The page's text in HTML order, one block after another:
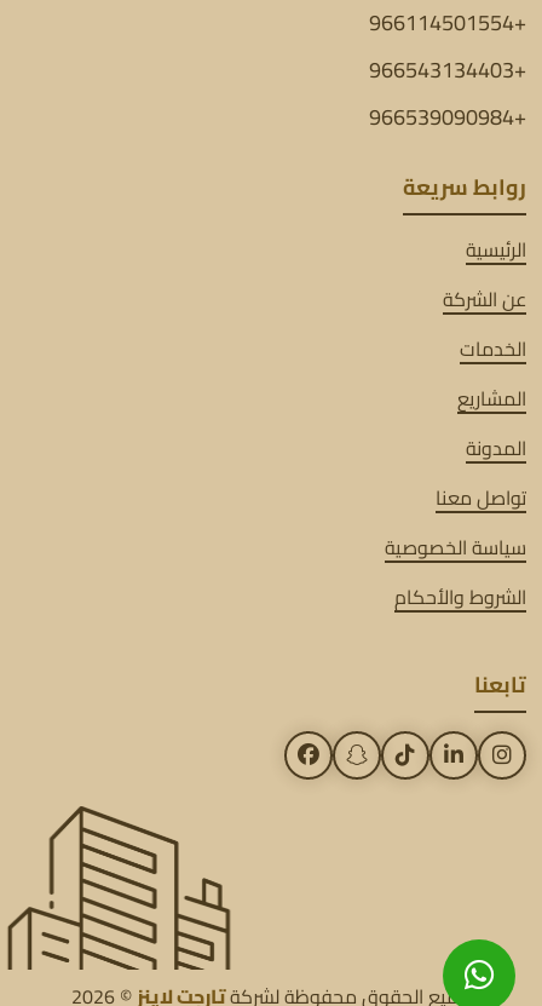
+966114501554
+966543134403
+966539090984
روابط سريعة
الرئيسية
عن الشركة
الخدمات
المشاريع
المدونة
تواصل معنا
سياسة الخصوصية
الشروط والأحكام
تابعنا
جميع الحقوق محفوظة لشركةتارجت لاينز© 2026